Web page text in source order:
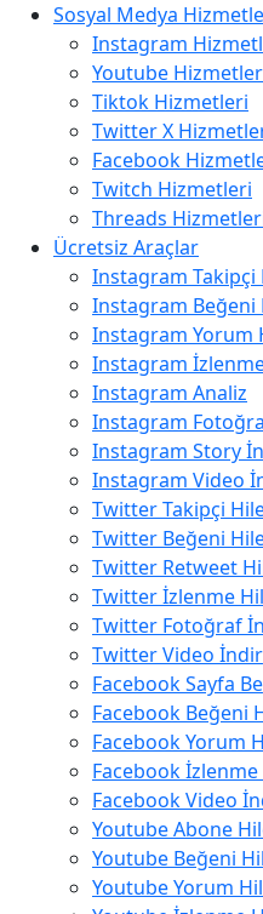
Sosyal Medya
Instagram
Youtube
Tiktok Hizmetleri
Twitter X
Facebook
Twitch Hizmetleri
Threads
Ücretsiz Araçlar
Instagram Takipçi
Instagram Beğeni
Instagram Yorum
Instagram
Instagram Analiz
Instagram
Instagram Story
Instagram Video
Twitter Takipçi
Twitter Beğeni
Twitter Retweet
Twitter İzlenme
Twitter Fotoğraf
Twitter Video İndir
Facebook Sayfa
Facebook Beğeni
Facebook Yorum
Facebook İzlenme
Facebook Video
Youtube Abone
Youtube Beğeni
Youtube Yorum